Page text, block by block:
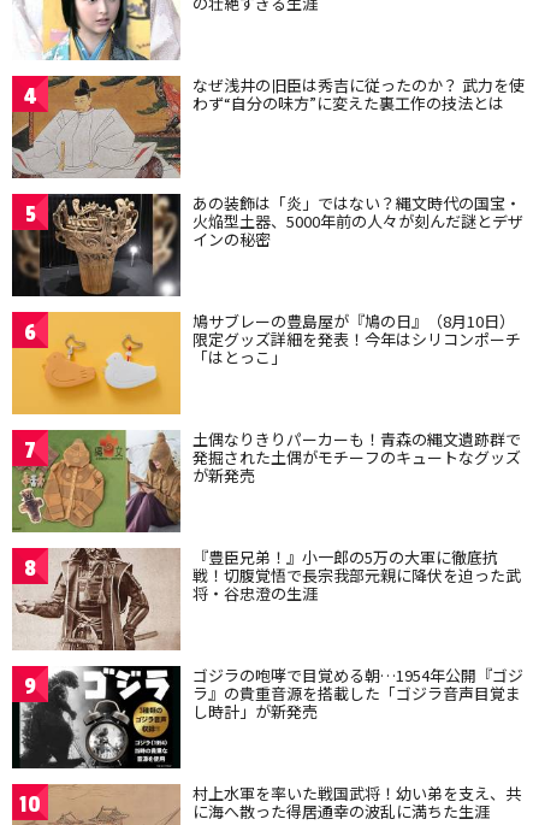
4 なぜ浅井の旧臣は秀吉に従ったのか？ 武力を使
わず“自分の味方”に変えた裏工作の技法とは
5 あの装飾は「炎」ではない？縄文時代の国宝・
火焔型土器、5000年前の人々が刻んだ謎とデザ
インの秘密
6 鳩サブレーの豊島屋が『鳩の日』（8月10日）
限定グッズ詳細を発表！今年はシリコンポーチ
「はとっこ」
7 土偶なりきりパーカーも！青森の縄文遺跡群で
発掘された土偶がモチーフのキュートなグッズ
が新発売
8 『豊臣兄弟！』小一郎の5万の大軍に徹底抗
戦！切腹覚悟で長宗我部元親に降伏を迫った武
将・谷忠澄の生涯
9 ゴジラの咆哮で目覚める朝…1954年公開『ゴジ
ラ』の貴重音源を搭載した「ゴジラ音声目覚ま
し時計」が新発売
10 村上水軍を率いた戦国武将！幼い弟を支え、共
に海へ散った得居通幸の波乱に満ちた生涯